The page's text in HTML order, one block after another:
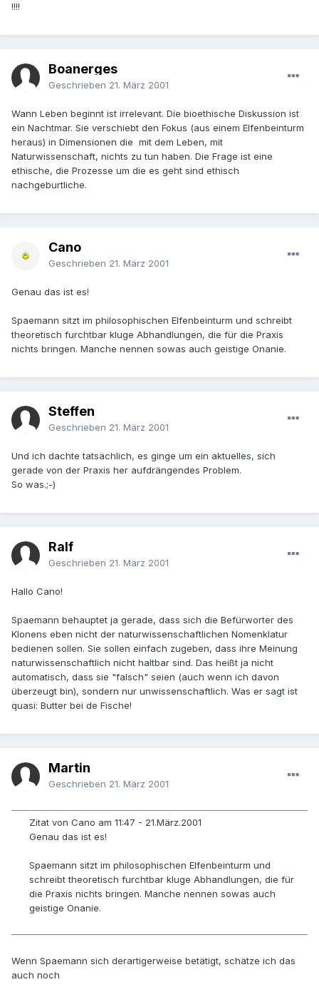
!!!!
Boanerges
Geschrieben 21. März 2001
Wann Leben beginnt ist irrelevant. Die bioethische Diskussion ist
ein Nachtmar. Sie verschiebt den Fokus (aus einem Elfenbeinturm
heraus) in Dimensionen die mit dem Leben, mit
Naturwissenschaft, nichts zu tun haben. Die Frage ist eine
ethische, die Prozesse um die es geht sind ethisch
nachgeburtliche.
Cano
Geschrieben 21. März 2001
Genau das ist es!
Spaemann sitzt im philosophischen Elfenbeinturm und schreibt
theoretisch furchtbar kluge Abhandlungen, die für die Praxis
nichts bringen. Manche nennen sowas auch geistige Onanie.
Steffen
Geschrieben 21. März 2001
Und ich dachte tatsächlich, es ginge um ein aktuelles, sich
gerade von der Praxis her aufdrängendes Problem.
So was.;-)
Ralf
Geschrieben 21. März 2001
Hallo Cano!
Spaemann behauptet ja gerade, dass sich die Befürworter des
Klonens eben nicht der naturwissenschaftlichen Nomenklatur
bedienen sollen. Sie sollen einfach zugeben, dass ihre Meinung
naturwissenschaftlich nicht haltbar sind. Das heißt ja nicht
automatisch, dass sie "falsch" seien (auch wenn ich davon
überzeugt bin), sondern nur unwissenschaftlich. Was er sagt ist
quasi: Butter bei de Fische!
Martin
Geschrieben 21. März 2001
Zitat von Cano am 11:47 - 21.März.2001
Genau das ist es!
Spaemann sitzt im philosophischen Elfenbeinturm und
schreibt theoretisch furchtbar kluge Abhandlungen, die für
die Praxis nichts bringen. Manche nennen sowas auch
geistige Onanie.
Wenn Spaemann sich derartigerweise betätigt, schätze ich das
auch noch